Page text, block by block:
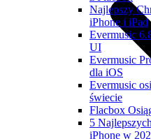
Najlepszy
iPhone i iPad
Evermusic
UI
Evermusic
dla iOS
Evermusic
świecie
Flacbox
5
iPhone w